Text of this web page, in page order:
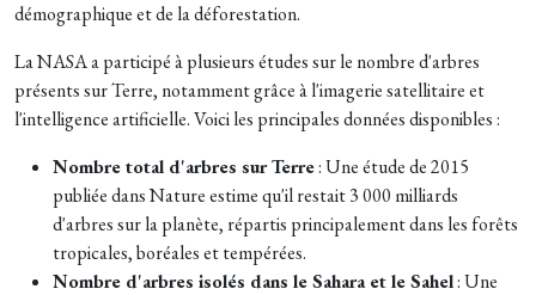
démographique et de la déforestation.
La NASA a participé à plusieurs études sur le nombre d'arbres
présents sur Terre, notamment grâce à l'imagerie satellitaire et
l'intelligence artificielle. Voici les principales données disponibles :
Nombre total d'arbres sur Terre: Une étude de 2015
publiée dans Nature estime qu'il restait 3 000 milliards
d'arbres sur la planète, répartis principalement dans les forêts
tropicales, boréales et tempérées.
Nombre d'arbres isolés dans le Sahara et le Sahel: Une